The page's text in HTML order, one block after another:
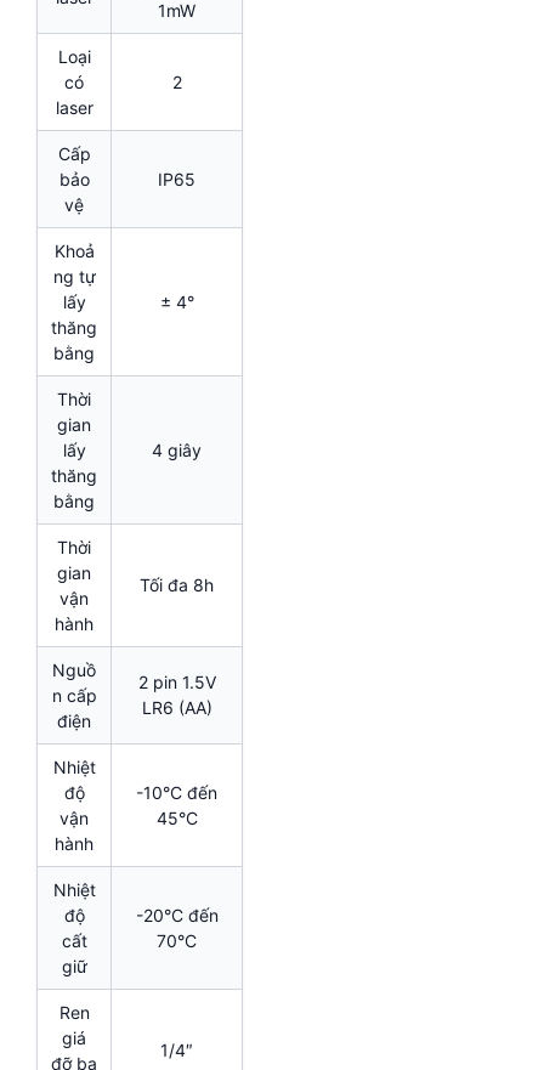
1mW
Loại
có
laser
2
Cấp
bảo
vệ
IP65
Khoả
ng tự
lấy
thăng
bằng
± 4°
Thời
gian
lấy
thăng
bằng
4 giây
Thời
gian
vận
hành
Tối đa 8h
Nguồ
n cấp
điện
2 pin 1.5V
LR6 (AA)
Nhiệt
độ
vận
hành
-10°C đến
45°C
Nhiệt
độ
cất
giữ
-20°C đến
70°C
Ren
giá
đỡ ba
1/4″